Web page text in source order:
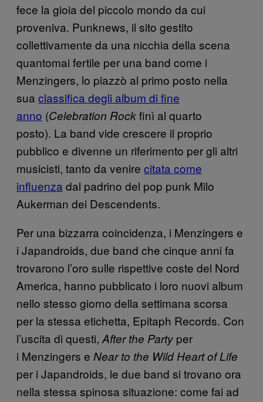
fece la gioia del piccolo mondo da cui
proveniva. Punknews, il sito gestito
collettivamente da una nicchia della scena
quantomai fertile per una band come i
Menzingers, lo piazzò al primo posto nella
sua classifica degli album di fine
anno (Celebration Rockfinì al quarto
posto). La band vide crescere il proprio
pubblico e divenne un riferimento per gli altri
musicisti, tanto da venire citata come
influenza dal padrino del pop punk Milo
Aukerman dei Descendents.
Per una bizzarra coincidenza, i Menzingers e
i Japandroids, due band che cinque anni fa
trovarono l’oro sulle rispettive coste del Nord
America, hanno pubblicato i loro nuovi album
nello stesso giorno della settimana scorsa
per la stessa etichetta, Epitaph Records. Con
l’uscita di questi, After the Party per
i Menzingers e Near to the Wild Heart of Life
per i Japandroids, le due band si trovano ora
nella stessa spinosa situazione: come fai ad